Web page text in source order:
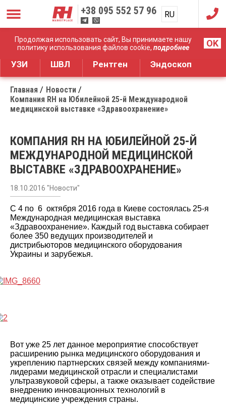
Продолжая использовать сайт, Вы принимаете нашу
политику использования файлов cookie, подробнее OK
+38 095 552 57 96 RU
UA
Дистрибуция медицинского оборудования
УЗИ ШВЛ Рентген Эндоскоп
Главная
Новости
Компания RH на Юбилейной 25-й Международной
медицинской выставке «Здравоохранение»
КОМПАНИЯ RH НА ЮБИЛЕЙНОЙ 25-Й
МЕЖДУНАРОДНОЙ МЕДИЦИНСКОЙ
ВЫСТАВКЕ «ЗДРАВООХРАНЕНИЕ»
18.10.2016 "Новости"
С 4 по 6 октября 2016 года в Киеве состоялась 25-я
Международная медицинская выставка
«Здравоохранение». Каждый год выставка собирает
более 350 ведущих производителей и
дистрибьюторов медицинского оборудования
Украины и зарубежья.
Вот уже 25 лет данное мероприятие способствует
расширению рынка медицинского оборудования и
укреплению партнерских связей между компаниями-
лидерами медицинской отрасли и специалистами
ультразвуковой сферы, а также оказывает содействие
внедрению инновационных технологий в
медицинские учреждения страны.